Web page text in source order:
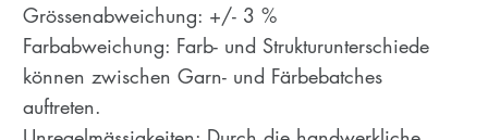
Grössenabweichung: +/- 3 %
Farbabweichung: Farb- und Strukturunterschiede
können zwischen Garn- und Färbebatches
auftreten.